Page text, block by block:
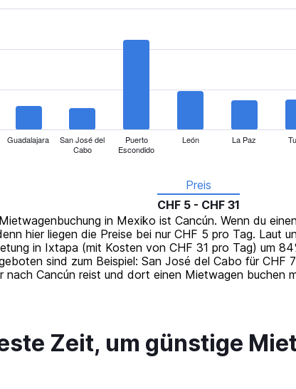
Guadalajara
San José del
Cabo
Puerto
Escondido
León La Paz
Preis
CHF 5 - CHF 31
in Mexiko ist Cancún. Wenn du
hier liegen die Preise bei nur CHF 5 pro Tag. Laut
in Ixtapa (mit Kosten von CHF 31 pro Tag) um
sind zum Beispiel: San José del Cabo für CHF
nach Cancún reist und dort einen Mietwagen
Zeit, um günstige